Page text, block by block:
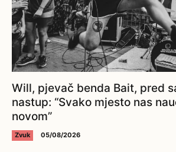
Will, pjevač benda Bait, pred
nastup: “Svako mjesto nas
novom”
Zvuk 05/08/2026